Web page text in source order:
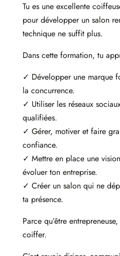
Tu es une excellente
pour développer un salon
technique ne suffit plus.
Dans cette formation, tu
✓ Développer une marque
la concurrence.
✓ Utiliser les réseaux
qualifiées.
✓ Gérer, motiver et faire
confiance.
✓ Mettre en place une
évoluer ton entreprise.
✓ Créer un salon qui ne
ta présence.
Parce qu’être
coiffer.